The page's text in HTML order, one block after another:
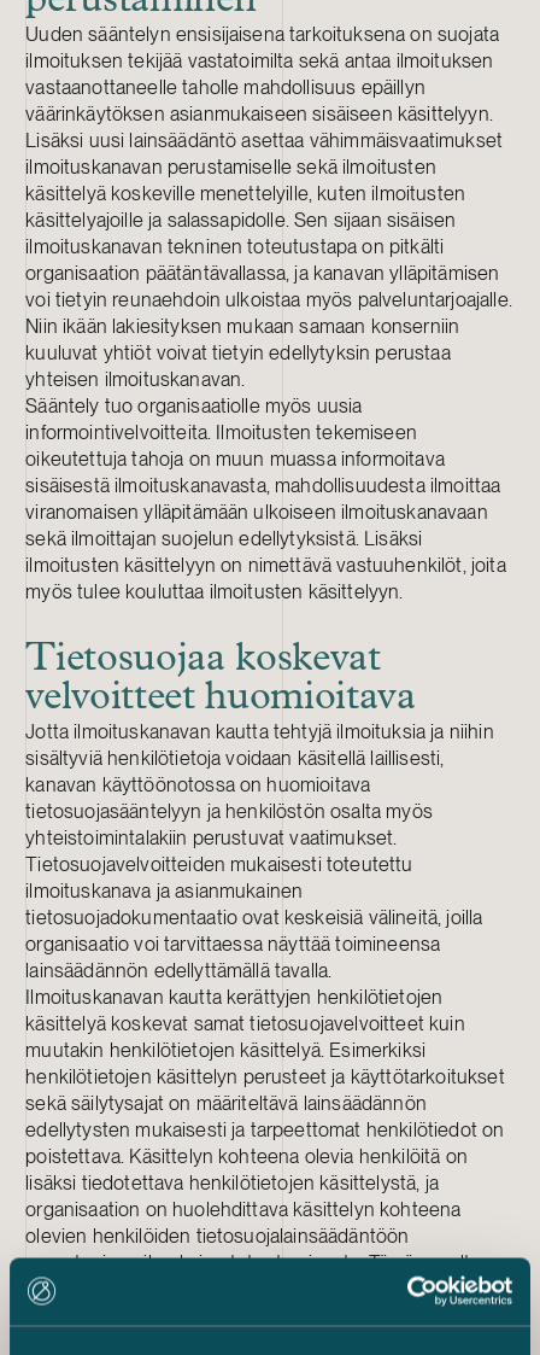
Uuden sääntelyn ensisijaisena tarkoituksena on suojata
ilmoituksen tekijää vastatoimilta sekä antaa ilmoituksen
vastaanottaneelle taholle mahdollisuus epäillyn
väärinkäytöksen asianmukaiseen sisäiseen käsittelyyn.
Lisäksi uusi lainsäädäntö asettaa vähimmäisvaatimukset
ilmoituskanavan perustamiselle sekä ilmoitusten
käsittelyä koskeville menettelyille, kuten ilmoitusten
käsittelyajoille ja salassapidolle. Sen sijaan sisäisen
ilmoituskanavan tekninen toteutustapa on pitkälti
organisaation päätäntävallassa, ja kanavan ylläpitämisen
voi tietyin reunaehdoin ulkoistaa myös palveluntarjoajalle.
Niin ikään lakiesityksen mukaan samaan konserniin
kuuluvat yhtiöt voivat tietyin edellytyksin perustaa
yhteisen ilmoituskanavan.
Sääntely tuo organisaatiolle myös uusia
informointivelvoitteita. Ilmoitusten tekemiseen
oikeutettuja tahoja on muun muassa informoitava
sisäisestä ilmoituskanavasta, mahdollisuudesta ilmoittaa
viranomaisen ylläpitämään ulkoiseen ilmoituskanavaan
sekä ilmoittajan suojelun edellytyksistä. Lisäksi
ilmoitusten käsittelyyn on nimettävä vastuuhenkilöt, joita
myös tulee kouluttaa ilmoitusten käsittelyyn.
Tietosuojaa koskevat
velvoitteet huomioitava
Jotta ilmoituskanavan kautta tehtyjä ilmoituksia ja niihin
sisältyviä henkilötietoja voidaan käsitellä laillisesti,
kanavan käyttöönotossa on huomioitava
tietosuojasääntelyyn ja henkilöstön osalta myös
yhteistoimintalakiin perustuvat vaatimukset.
Tietosuojavelvoitteiden mukaisesti toteutettu
ilmoituskanava ja asianmukainen
tietosuojadokumentaatio ovat keskeisiä välineitä, joilla
organisaatio voi tarvittaessa näyttää toimineensa
lainsäädännön edellyttämällä tavalla.
Ilmoituskanavan kautta kerättyjen henkilötietojen
käsittelyä koskevat samat tietosuojavelvoitteet kuin
muutakin henkilötietojen käsittelyä. Esimerkiksi
henkilötietojen käsittelyn perusteet ja käyttötarkoitukset
sekä säilytysajat on määriteltävä lainsäädännön
edellytysten mukaisesti ja tarpeettomat henkilötiedot on
poistettava. Käsittelyn kohteena olevia henkilöitä on
lisäksi tiedotettava henkilötietojen käsittelystä, ja
organisaation on huolehdittava käsittelyn kohteena
olevien henkilöiden tietosuojalainsäädäntöön
perustuvien oikeuksien toteutumisesta. Tämän osalta on
hyvä huomioida, että uusi lainsäädäntö asettaa tiettyjä